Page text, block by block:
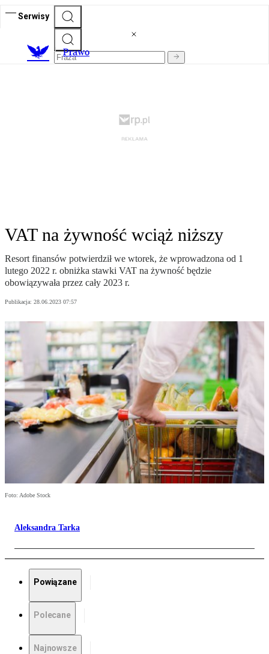
Serwisy
Prawo
VAT na żywność wciąż niższy
Resort finansów potwierdził we wtorek, że wprowadzona od 1
lutego 2022 r. obniżka stawki VAT na żywność będzie
obowiązywała przez cały 2023 r.
Publikacja: 28.06.2023 07:57
Foto: Adobe Stock
Aleksandra Tarka
Powiązane
Polecane
Najnowsze